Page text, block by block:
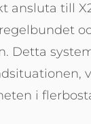
ansluta till
Detta
i